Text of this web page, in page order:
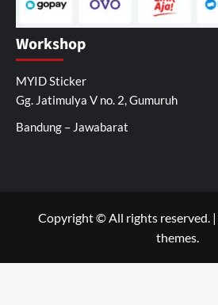
Workshop
MYID Sticker
Gg. Jatimulya V no. 2, Gumuruh
Bandung – Jawabarat
Copyright © All rights reserved. |
themes.